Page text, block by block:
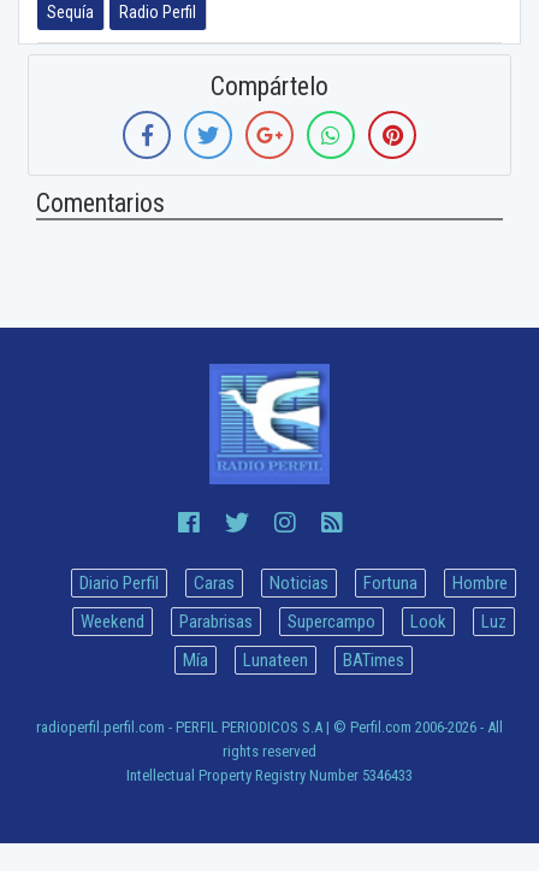
Sequía Radio Perfil
Compártelo
Comentarios
Diario Perfil Caras Noticias Fortuna
Hombre
Weekend
Parabrisas Supercampo Look
Luz
Mía
Lunateen BATimes
radioperfil.perfil.com - PERFIL PERIODICOS S.A | © Perfil.com 2006-2026 - All
rights reserved
Intellectual Property Registry Number 5346433